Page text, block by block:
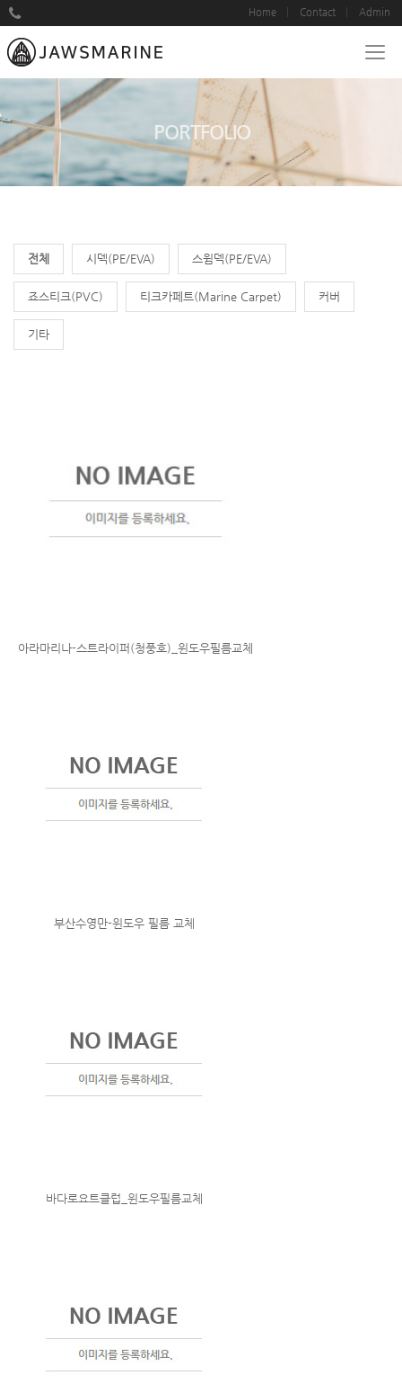
Home Contact Admin
PORTFOLIO
전체 시덱(PE/EVA) 스윔덱(PE/EVA)
죠스티크(PVC) 티크카페트(Marine Carpet) 커버
기타
아라마리나-스트라이퍼(청풍호)_윈도우필름교체
부산수영만-윈도우 필름 교체
바다로요트클럽_윈도우필름교체